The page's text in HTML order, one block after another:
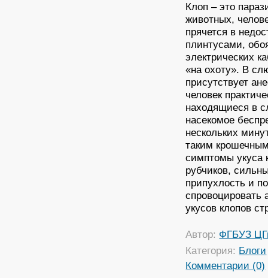
Клоп – это
животных,
прячется в
плинтусами,
электрических
«на охоту». В
присутствует
человек
находящиеся в
насекомое
нескольких
таким
симптомы укуса
рубчиков,
припухлость и
спровоцировать
укусов клопов
Автор: ФГБУЗ
Категория: Блоги
Комментарии (0)